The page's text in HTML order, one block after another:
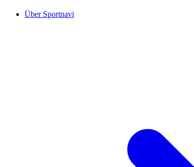
Über Sportnavi